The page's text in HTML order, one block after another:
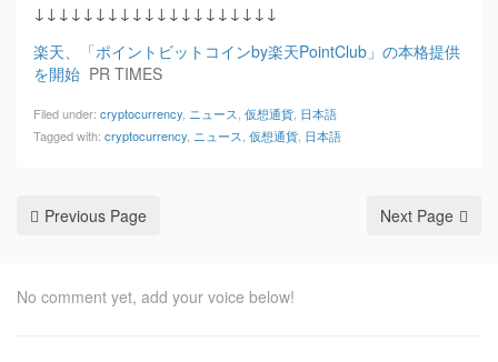
↓↓↓↓↓↓↓↓↓↓↓↓↓↓↓↓↓↓↓↓
楽天、「ポイントビットコインby楽天PointClub」の本格提供
を開始 PR TIMES
Filed under: cryptocurrency ニュース 仮想通貨 日本語
Tagged with: cryptocurrency ニュース 仮想通貨 日本語
Previous Page Next Page
No comment yet, add your voice below!